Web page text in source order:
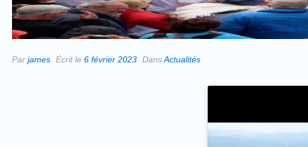
Par james Écrit le 6 février 2023 DansActualités